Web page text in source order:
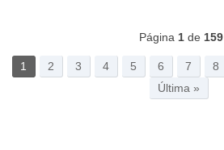
Página 1de 159
1 2 3 4 5 6 7 8
Última »